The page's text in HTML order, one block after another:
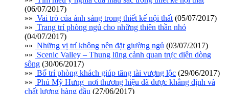
(06/07/2017)
»» Vai trò của ánh sáng trong thiết kế nội thất (05/07/2017)
»» Trang trí phòng ngủ cho những thiên thần nhỏ
(04/07/2017)
»» Những vị trí không nên đặt giường ngủ (03/07/2017)
»» Scenic Valley – Thung lũng cảnh quan trực diện dòng
sông (30/06/2017)
»» Bố trí phòng khách giúp tăng tài vượng lộc (29/06/2017)
»» Phú Mỹ Hưng_nơi thương hiệu đã được khẳng định và
chất lượng hàng đầu (27/06/2017)